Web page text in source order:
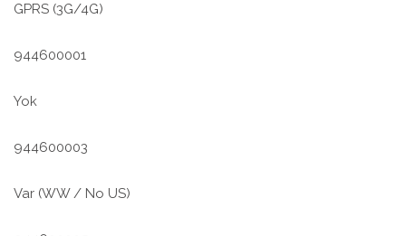
GPRS (3G/4G)
944600001
Yok
944600003
Var (WW / No US)